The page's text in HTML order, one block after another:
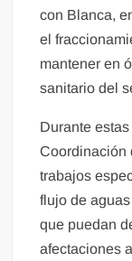
con Blanca,
el
mantener en
sanitario del
Durante
Coordinación
trabajos
flujo de
que puedan
afectaciones